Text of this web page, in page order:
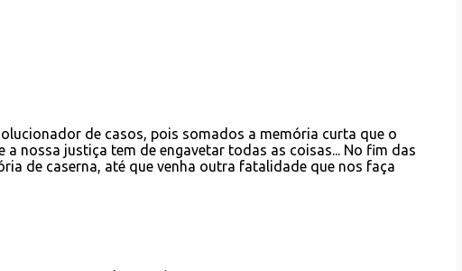
de casos, pois somados a memória curta que o
a nossa justiça tem de engavetar todas as coisas... No fim das
de caserna, até que venha outra fatalidade que nos faça